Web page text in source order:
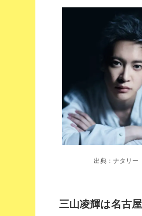
出典：ナタリー
三山凌輝は名古